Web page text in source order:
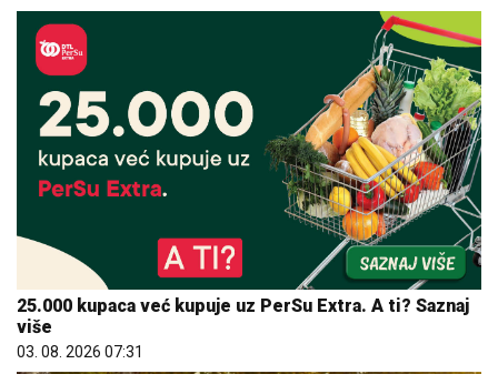
25.000 kupaca već kupuje uz PerSu Extra. A ti? Saznaj
više
03. 08. 2026 07:31